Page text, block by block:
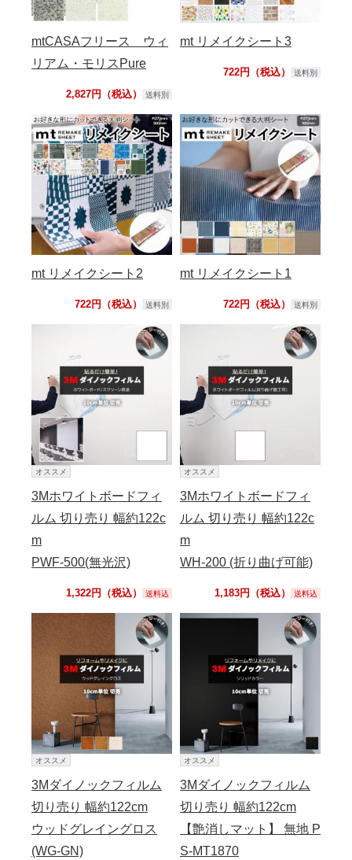
mtCASAフリース ウィ
リアム・モリスPure
2,827円（税込） 送料別
mt リメイクシート3
722円（税込） 送料別
mt リメイクシート2
722円（税込） 送料別
mt リメイクシート1
722円（税込） 送料別
オススメ
3Mホワイトボードフィ
ルム 切り売り 幅約122c
m
PWF-500(無光沢)
1,322円（税込） 送料込
オススメ
3Mホワイトボードフィ
ルム 切り売り 幅約122c
m
WH-200 (折り曲げ可能)
1,183円（税込） 送料込
オススメ
3Mダイノックフィルム
切り売り 幅約122cm
ウッドグレイングロス
(WG-GN)
オススメ
3Mダイノックフィルム
切り売り 幅約122cm
【艶消しマット】 無地 P
S-MT1870